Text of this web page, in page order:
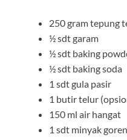
250 gram tepung
½ sdt garam
½ sdt baking
½ sdt baking soda
1 sdt gula pasir
1 butir telur
150 ml air hangat
1 sdt minyak